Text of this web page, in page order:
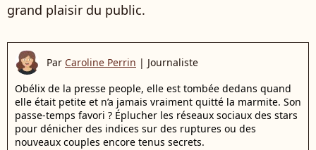
grand plaisir du public.
Par Caroline Perrin | Journaliste
Obélix de la presse people, elle est tombée dedans quand
elle était petite et n’a jamais vraiment quitté la marmite. Son
passe-temps favori ? Éplucher les réseaux sociaux des stars
pour dénicher des indices sur des ruptures ou des
nouveaux couples encore tenus secrets.